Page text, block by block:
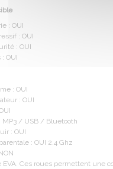
: OUI
: OUI
: OUI
OUI
: OUI
: OUI
MP3 / USB / Bluetooth
: OUI
: OUI 2.4 Ghz
EVA. Ces roues permettent une